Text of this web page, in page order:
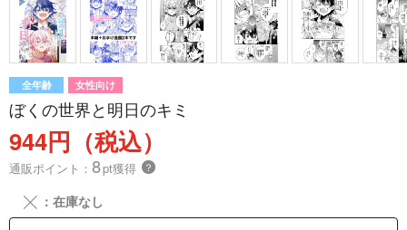
全年齢 女性向け
ぼくの世界と明日のキミ
944円（税込）
通販ポイント： 8pt獲得 ？
╳ ：在庫なし